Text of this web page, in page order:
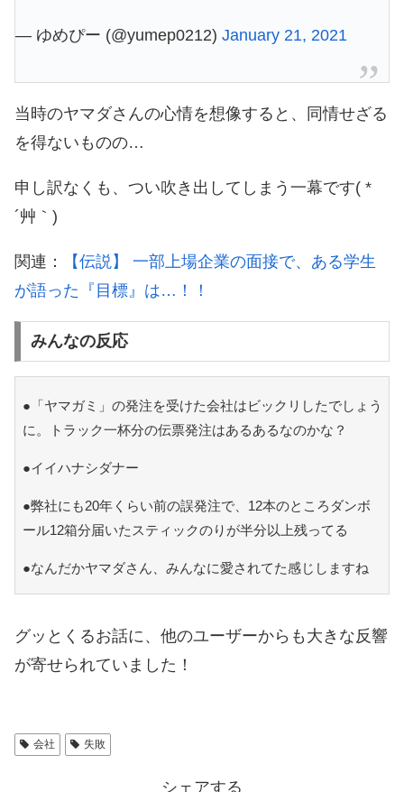
— ゆめぴー (@yumep0212) January 21, 2021
当時のヤマダさんの心情を想像すると、同情せざる
を得ないものの…
申し訳なくも、つい吹き出してしまう一幕です( *
´艸｀)
関連：
【伝説】 一部上場企業の面接で、ある学生
が語った『目標』は…！！
みんなの反応
●「ヤマガミ」の発注を受けた会社はビックリしたでしょう
に。トラック一杯分の伝票発注はあるあるなのかな？
●イイハナシダナー
●弊社にも20年くらい前の誤発注で、12本のところダンボ
ール12箱分届いたスティックのりが半分以上残ってる
●なんだかヤマダさん、みんなに愛されてた感じしますね
グッとくるお話に、他のユーザーからも大きな反響
が寄せられていました！
会社 失敗
シェアする